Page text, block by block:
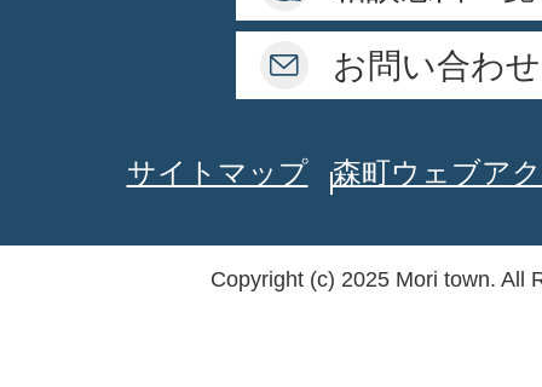
お問い合わせ
サイトマップ 森町ウェブア
Copyright (c) 2025 Mori town. All